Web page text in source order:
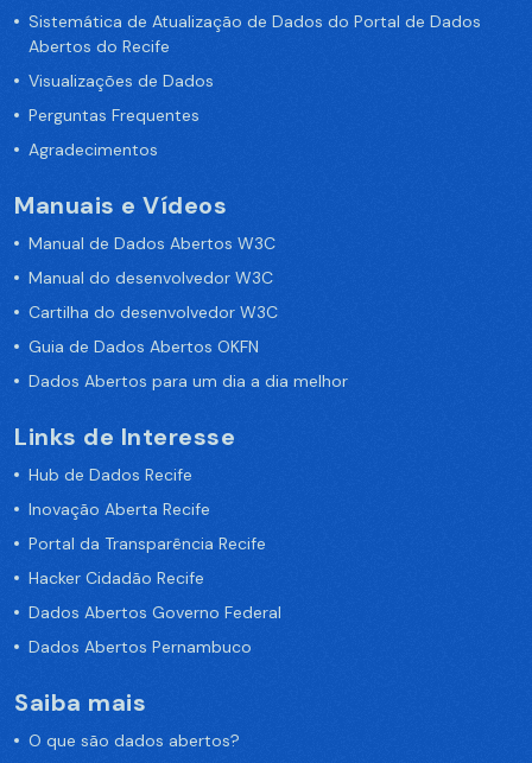
Sistemática de Atualização de Dados do Portal de Dados
Abertos do Recife
Visualizações de Dados
Perguntas Frequentes
Agradecimentos
Manuais e Vídeos
Manual de Dados Abertos W3C
Manual do desenvolvedor W3C
Cartilha do desenvolvedor W3C
Guia de Dados Abertos OKFN
Dados Abertos para um dia a dia melhor
Links de Interesse
Hub de Dados Recife
Inovação Aberta Recife
Portal da Transparência Recife
Hacker Cidadão Recife
Dados Abertos Governo Federal
Dados Abertos Pernambuco
Saiba mais
O que são dados abertos?